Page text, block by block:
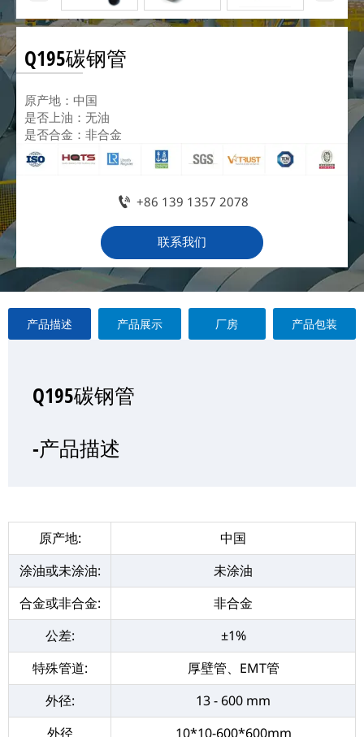
Q195碳钢管
原产地：中国
是否上油：无油
是否合金：非合金
 +86 139 1357 2078
联系我们
产品描述 产品展示 厂房 产品包装
Q195碳钢管
-产品描述
原产地:
中国
涂油或未涂油:
未涂油
合金或非合金:
非合金
公差:
±1%
特殊管道:
厚壁管、EMT管
外径:
13 - 600 mm
外径
10*10-600*600mm
Q195碳钢管
—产品展示
Q195碳钢管
-厂房
Q195碳钢管
-产品包装